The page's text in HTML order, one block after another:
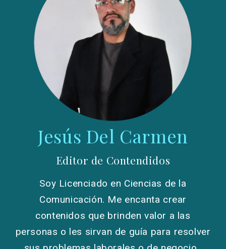
Jesús Del Carmen
Editor de Contendidos
Soy Licenciado en Ciencias de la
Comunicación. Me encanta crear
contenidos que brinden valor a las
personas o les sirvan de guía para resolver